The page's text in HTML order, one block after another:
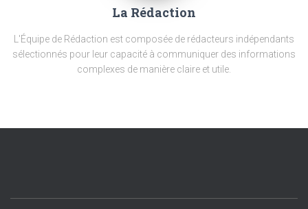
La Rédaction
L'Équipe de Rédaction est composée de rédacteurs indépendants
sélectionnés pour leur capacité à communiquer des informations
complexes de manière claire et utile.